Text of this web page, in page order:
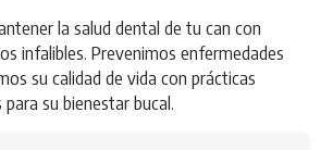
la salud dental de tu can con
infalibles. Prevenimos enfermedades
su calidad de vida con prácticas
su bienestar bucal.